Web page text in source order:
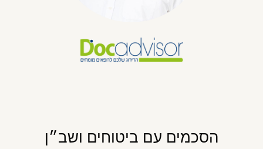
הסכמים עם ביטוחים ושב״ן